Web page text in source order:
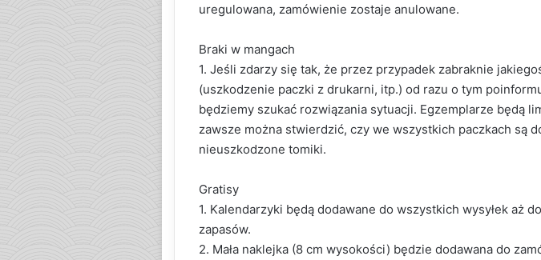
uregulowana, zamówienie zostaje anulowane.
Braki w mangach
1. Jeśli zdarzy się tak, że przez przypadek zabraknie
(uszkodzenie paczki z drukarni, itp.) od razu o tym
będziemy szukać rozwiązania sytuacji. Egzemplarze będą
zawsze można stwierdzić, czy we wszystkich paczkach są
nieuszkodzone tomiki.
Gratisy
1. Kalendarzyki będą dodawane do wszystkich wysyłek aż
zapasów.
2. Mała naklejka (8 cm wysokości) będzie dodawana do